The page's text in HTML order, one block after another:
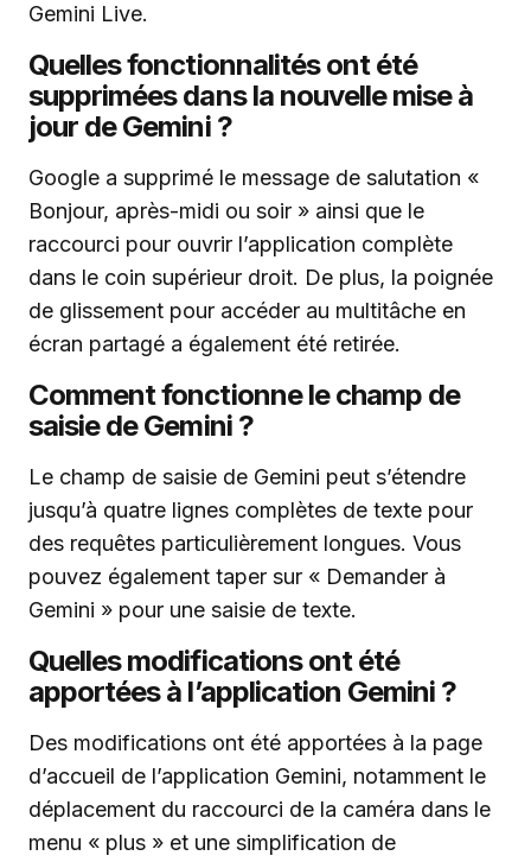
Gemini Live.
Quelles fonctionnalités ont été
supprimées dans la nouvelle mise à
jour de Gemini ?
Google a supprimé le message de salutation «
Bonjour, après-midi ou soir » ainsi que le
raccourci pour ouvrir l’application complète
dans le coin supérieur droit. De plus, la poignée
de glissement pour accéder au multitâche en
écran partagé a également été retirée.
Comment fonctionne le champ de
saisie de Gemini ?
Le champ de saisie de Gemini peut s’étendre
jusqu’à quatre lignes complètes de texte pour
des requêtes particulièrement longues. Vous
pouvez également taper sur « Demander à
Gemini » pour une saisie de texte.
Quelles modifications ont été
apportées à l’application Gemini ?
Des modifications ont été apportées à la page
d’accueil de l’application Gemini, notamment le
déplacement du raccourci de la caméra dans le
menu « plus » et une simplification de